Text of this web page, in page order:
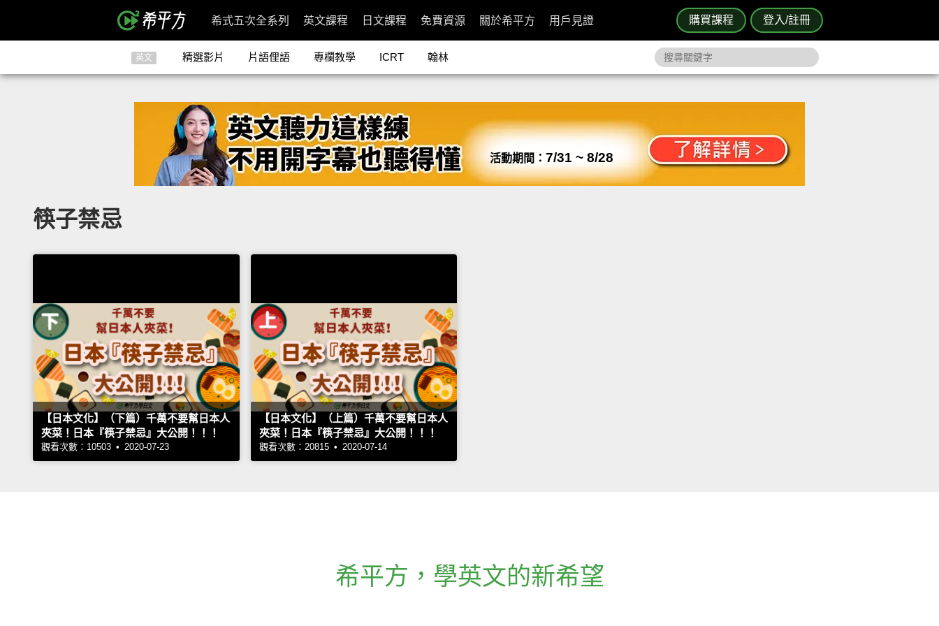
購買課程 登入/註冊
希式五次全系列 英文課程 日文課程 免費資源 關於希平方 用戶見證
英文 精選影片 片語俚語 專欄教學 ICRT 翰林
活動期間： 7/31 ~ 8/28
筷子禁忌
【日本文化】（下篇）千萬不要幫日本人
夾菜！日本『筷子禁忌』大公開！！！
觀看次數：10503 • 2020-07-23
【日本文化】（上篇）千萬不要幫日本人
夾菜！日本『筷子禁忌』大公開！！！
觀看次數：20815 • 2020-07-14
希平方 ， 學英文的新希望